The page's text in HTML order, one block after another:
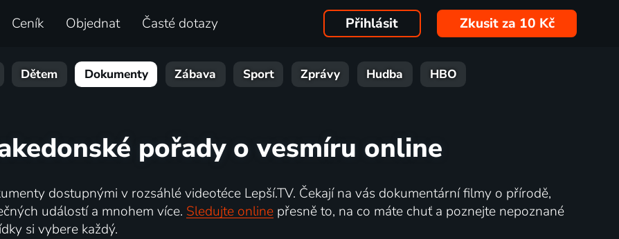
Ceník Objednat Časté dotazy Přihlásit Zkusit za 10 Kč
Dětem Dokumenty Zábava Sport Zprávy Hudba HBO
pořady o vesmíru online
dostupnými v rozsáhlé videotéce Lepší.TV. Čekají na vás dokumentární filmy o přírodě,
událostí a mnohem více. Sledujte onlinepřesně to, na co máte chuť a poznejte nepoznané
si vybere každý.